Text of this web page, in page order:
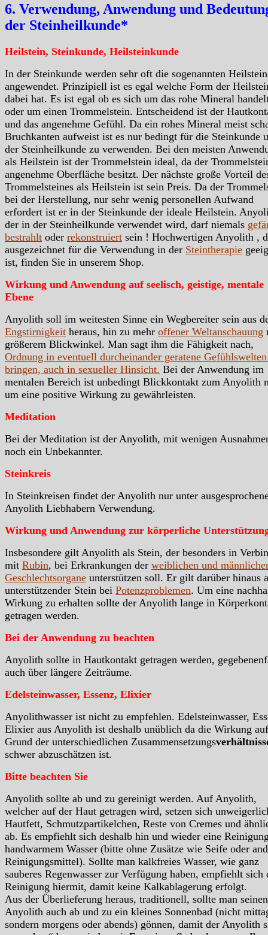
6. Verwendung, Anwendung und
der Steinheilkunde*
Heilstein, Steinkunde, Heilsteinkunde
In der Steinkunde werden sehr oft die sogenannten
angewendet. Prinzipiell ist es egal welche Form der
dabei hat. Es ist egal ob es sich um das rohe Mineral
oder um einen Trommelstein. Entscheidend ist der
und das angenehme Gefühl. Da ein rohes Mineral meist
Bruchkanten aufweist ist es nur bedingt für die Steinkunde
der Steinheilkunde zu verwenden. Bei den meisten
als Heilstein ist der Trommelstein ideal, da der
angenehme Oberfläche besitzt. Der nächste große Vorteil
Trommelsteines als Heilstein ist sein Preis. Da der
bei der Herstellung, nur sehr wenig personellen Aufwand
erfordert ist er in der Steinkunde der ideale Heilstein.
der in der Steinheilkunde verwendet wird, darf niemals
bestrahlt oder rekonstruiert sein ! Hochwertigen Anyolith ,
ausgezeichnet für die Verwendung in der Steintherapie
ist, finden Sie in unserem Shop.
Wirkung und Anwendung auf seelisch, geistige, mentale
Ebene
Anyolith soll im weitesten Sinne ein Wegbereiter sein aus
Engstirnigkeit heraus, hin zu mehr offener Weltanschauung
größerem Blickwinkel. Man sagt ihm die Fähigkeit nach,
Ordnung in eventuell durcheinander geratene
bringen, auch in sexueller Hinsicht. Bei der Anwendung im
mentalen Bereich ist unbedingt Blickkontakt zum Anyolith
um eine positive Wirkung zu gewährleisten.
Meditation
Bei der Meditation ist der Anyolith, mit wenigen
noch ein Unbekannter.
Steinkreis
In Steinkreisen findet der Anyolith nur unter
Anyolith Liebhabern Verwendung.
Wirkung und Anwendung zur körperliche
Insbesondere gilt Anyolith als Stein, der besonders in
mit Rubin, bei Erkrankungen der weiblichen und
Geschlechtsorgane unterstützen soll. Er gilt darüber hinaus
unterstützender Stein bei Potenzproblemen. Um eine
Wirkung zu erhalten sollte der Anyolith lange in
getragen werden.
Bei der Anwendung zu beachten
Anyolith sollte in Hautkontakt getragen werden,
auch über längere Zeiträume.
Edelsteinwasser, Essenz, Elixier
Anyolithwasser ist nicht zu empfehlen. Edelsteinwasser,
Elixier aus Anyolith ist deshalb unüblich da die Wirkung auf
Grund der unterschiedlichen Zusammensetzungs
schwer abzuschätzen ist.
Bitte beachten Sie
Anyolith sollte ab und zu gereinigt werden. Auf Anyolith,
welcher auf der Haut getragen wird, setzen sich
Hautfett, Schmutzpartikelchen, Reste von Cremes und
ab. Es empfiehlt sich deshalb hin und wieder eine
handwarmem Wasser (bitte ohne Zusätze wie Seife oder
Reinigungsmittel). Sollte man kalkfreies Wasser, wie ganz
sauberes Regenwasser zur Verfügung haben, empfiehlt sich
Reinigung hiermit, damit keine Kalkablagerung erfolgt.
Aus der Überlieferung heraus, traditionell, sollte man seinen
Anyolith auch ab und zu ein kleines Sonnenbad (nicht
sondern morgens oder abends) gönnen, damit der Anyolith